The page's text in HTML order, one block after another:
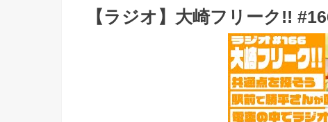
【ラジオ】大崎フリーク!!